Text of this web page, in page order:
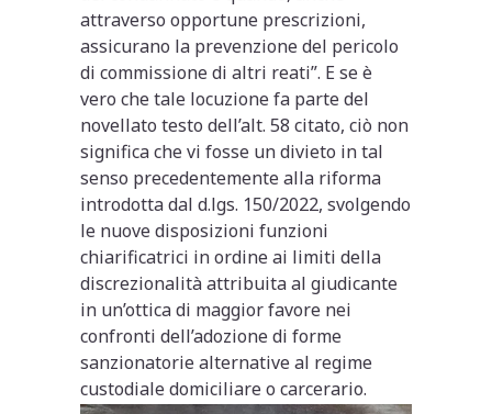
attraverso opportune prescrizioni,
assicurano la prevenzione del pericolo
di commissione di altri reati”. E se è
vero che tale locuzione fa parte del
novellato testo dell’alt. 58 citato, ciò non
significa che vi fosse un divieto in tal
senso precedentemente alla riforma
introdotta dal d.lgs. 150/2022, svolgendo
le nuove disposizioni funzioni
chiarificatrici in ordine ai limiti della
discrezionalità attribuita al giudicante
in un’ottica di maggior favore nei
confronti dell’adozione di forme
sanzionatorie alternative al regime
custodiale domiciliare o carcerario.